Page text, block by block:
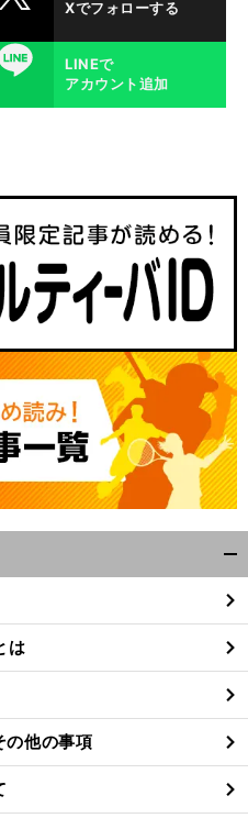
Xでフォローする
LINEで
アカウント追加
閉
る
は
の他の事項